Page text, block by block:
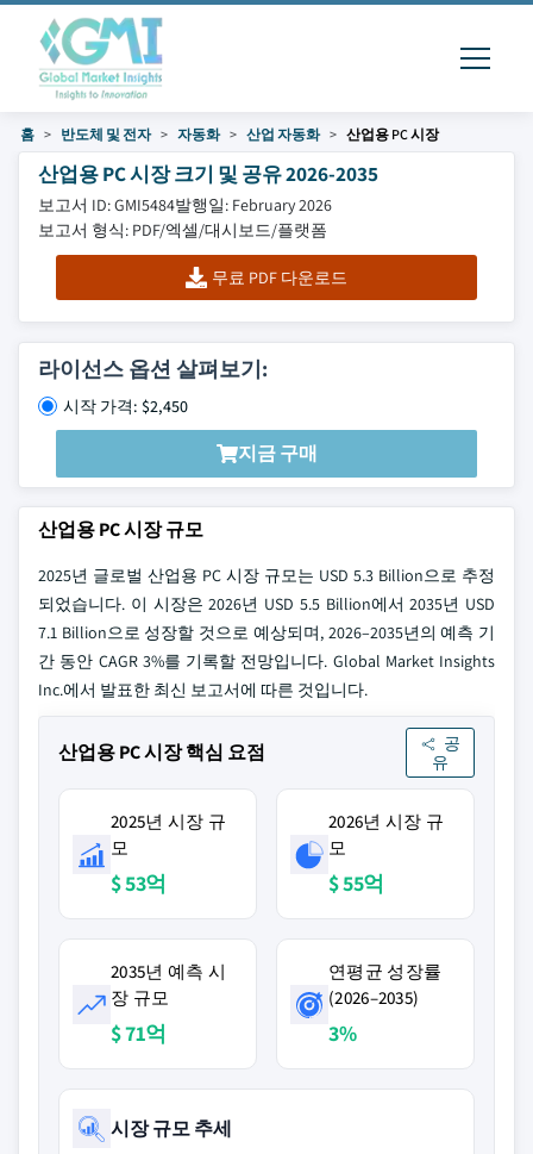
홈 반도체 및 전자 자동화 산업 자동화 산업용 PC 시장
산업용 PC 시장 크기 및 공유 2026-2035
보고서 ID: GMI5484발행일: February 2026
보고서 형식: PDF/엑셀/대시보드/플랫폼
무료 PDF 다운로드
라이선스 옵션 살펴보기:
시작 가격: $2,450
지금 구매
산업용 PC 시장 규모
2025년 글로벌 산업용 PC 시장 규모는 USD 5.3 Billion으로 추정
되었습니다. 이 시장은 2026년 USD 5.5 Billion에서 2035년 USD
7.1 Billion으로 성장할 것으로 예상되며, 2026–2035년의 예측 기
간 동안 CAGR 3%를 기록할 전망입니다. Global Market Insights
Inc.에서 발표한 최신 보고서에 따른 것입니다.
산업용 PC 시장 핵심 요점
공
유
2025년 시장 규
모
$ 53억
2026년 시장 규
모
$ 55억
2035년 예측 시
장 규모
$ 71억
연평균 성장률
(2026–2035)
3%
시장 규모 추세